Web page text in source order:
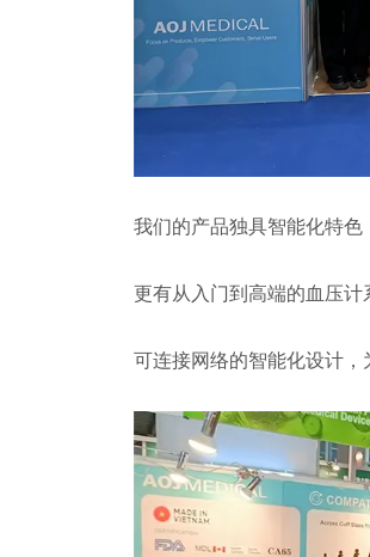
我们的产品独具智能化特色
更有从入门到高端的血压计
可连接网络的智能化设计，